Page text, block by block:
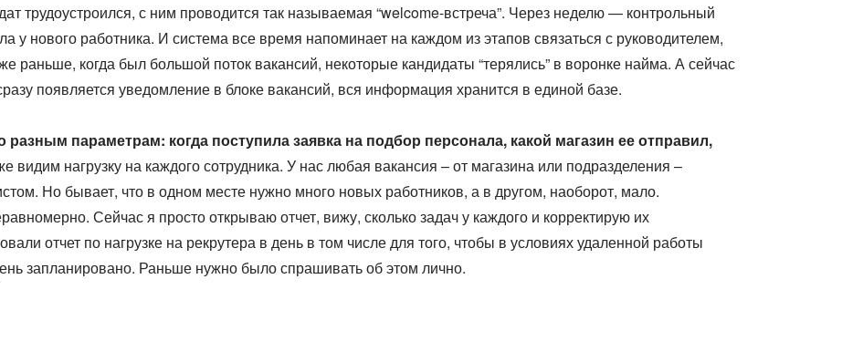
трудоустроился, с ним проводится так называемая “welcome-встреча”. Через неделю — контрольный
у нового работника. И система все время напоминает на каждом из этапов связаться с руководителем,
раньше, когда был большой поток вакансий, некоторые кандидаты “терялись” в воронке найма. А сейчас
появляется уведомление в блоке вакансий, вся информация хранится в единой базе.
параметрам: когда поступила заявка на подбор персонала, какой магазин ее отправил,
видим нагрузку на каждого сотрудника. У нас любая вакансия – от магазина или подразделения –
Но бывает, что в одном месте нужно много новых работников, а в другом, наоборот, мало.
Сейчас я просто открываю отчет, вижу, сколько задач у каждого и корректирую их
отчет по нагрузке на рекрутера в день в том числе для того, чтобы в условиях удаленной работы
запланировано. Раньше нужно было спрашивать об этом лично.